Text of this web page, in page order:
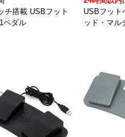
チ搭載 USBフット
ペダル
USBフット
ッド・マル